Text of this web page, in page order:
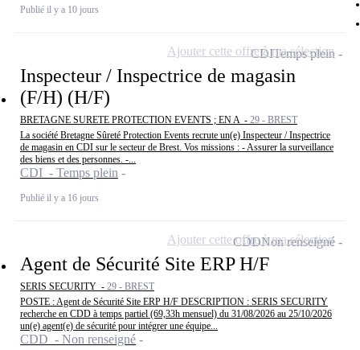
Publié il y a 10 jours
Inspecteur / Inspectrice de magasin
(F/H) (H/F)
BRETAGNE SURETE PROTECTION EVENTS ; EN A - 29 - BREST
La société Bretagne Sûreté Protection Events recrute un(e) Inspecteur / Inspectrice
de magasin en CDI sur le secteur de Brest. Vos missions : - Assurer la surveillance
des biens et des personnes. -...
CDI - Temps plein
Publié il y a 16 jours
CDITemps plein
Ajouter cette offre à ma sélection
Agent de Sécurité Site ERP H/F
SERIS SECURITY - 29 - BREST
POSTE : Agent de Sécurité Site ERP H/F DESCRIPTION : SERIS SECURITY
recherche en CDD à temps partiel (69,33h mensuel) du 31/08/2026 au 25/10/2026
un(e) agent(e) de sécurité pour intégrer une équipe...
CDD - Non renseigné
CDDNon renseigné
Ajouter cette offre à ma sélection